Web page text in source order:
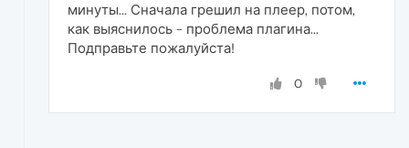
минуты... Сначала грешил на плеер, потом,
как выяснилось - проблема плагина...
Подправьте пожалуйста!
0